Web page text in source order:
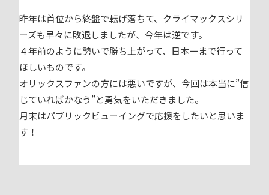
昨年は首位から終盤で転げ落ちて、クライマックスシリ
ーズも早々に敗退しましたが、今年は逆です。
４年前のように勢いで勝ち上がって、日本一まで行って
ほしいものです。
オリックスファンの方には悪いですが、今回は本当に”信
じていればかなう”と勇気をいただきました。
月末はパブリックビューイングで応援をしたいと思いま
す！